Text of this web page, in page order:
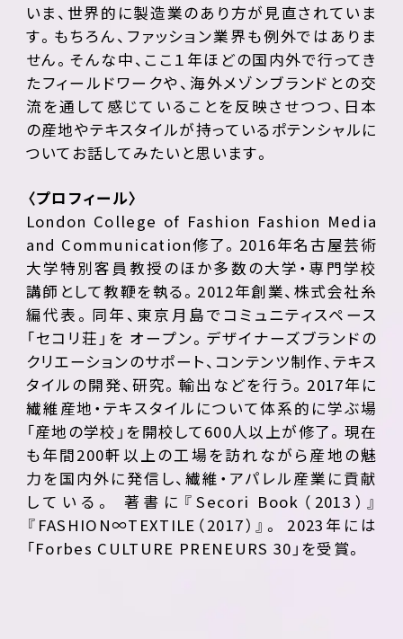
いま、世界的に製造業のあり方が見直されていま
す。もちろん、ファッション業界も例外ではありま
せん。そんな中、ここ１年ほどの国内外で行ってき
たフィールドワークや、海外メゾンブランドとの交
流を通して感じていることを反映させつつ、日本
の産地やテキスタイルが持っているポテンシャルに
ついてお話してみたいと思います。
〈プロフィール〉
London College of Fashion Fashion Media
and Communication修了。2016年名古屋芸術
大学特別客員教授のほか多数の大学・専門学校
講師として教鞭を執る。2012年創業、株式会社糸
編代表。同年、東京月島でコミュニティスペース
「セコリ荘」を オープン。デザイナーズブランドの
クリエーションのサポート、コンテンツ制作、テキス
タイルの開発、研究。輸出などを行う。2017年に
繊維産地・テキスタイルについて体系的に学ぶ場
「産地の学校」を開校して600人以上が修了。現在
も年間200軒以上の工場を訪れながら産地の魅
力を国内外に発信し、繊維・アパレル産業に貢献
している。 著書に『Secori Book（2013）』
『FASHION∞TEXTILE（2017）』。 2023年には
「Forbes CULTURE PRENEURS 30」を受賞。